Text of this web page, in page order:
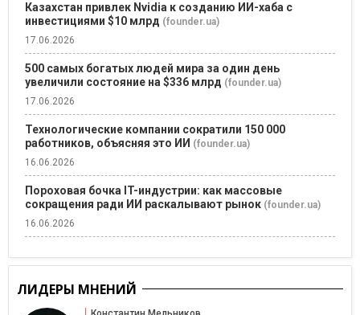
Казахстан привлек Nvidia к созданию ИИ-хаба с
инвестициями $10 млрд (founder.ua)
17.06.2026
500 самых богатых людей мира за один день
увеличили состояние на $336 млрд (founder.ua)
17.06.2026
Технологические компании сократили 150 000
работников, объясняя это ИИ (founder.ua)
16.06.2026
Пороховая бочка IT-индустрии: как массовые
сокращения ради ИИ раскалывают рынок (founder.ua)
16.06.2026
ЛИДЕРЫ МНЕНИЙ